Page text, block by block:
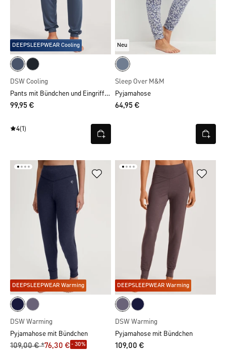
DEEPSLEEPWEAR Cooling
DSW Cooling
Pants mit Bündchen und Eingrifftaschen
99,95 €
4(1)
Neu
Sleep Over M&M
Pyjamahose
64,95 €
DEEPSLEEPWEAR Warming
DSW Warming
Pyjamahose mit Bündchen
109,00 € *76,30 € - 30%
DEEPSLEEPWEAR Warming
DSW Warming
Pyjamahose mit Bündchen
109,00 €